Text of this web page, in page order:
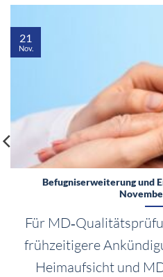
Befugniserweiterung und
Für
frühzeitigere
Heimaufsicht und
21
Nov.